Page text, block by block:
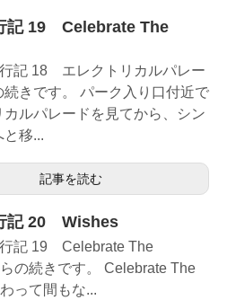
記 19 Celebrate The
行記 18 エレクトリカルパレー
続きです。 パーク入り口付近で
カルパレードを見てから、シン
と移...
記事を読む
記 20 Wishes
行記 19 Celebrate The
の続きです。 Celebrate The
って間もな...